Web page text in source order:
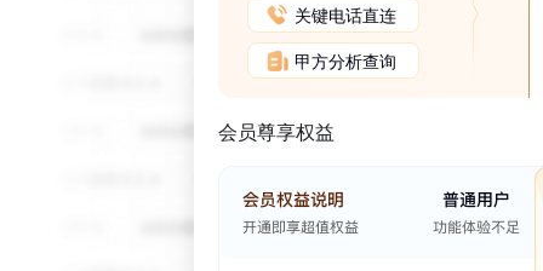
关键电话直连
甲方分析查询
会员尊享权益